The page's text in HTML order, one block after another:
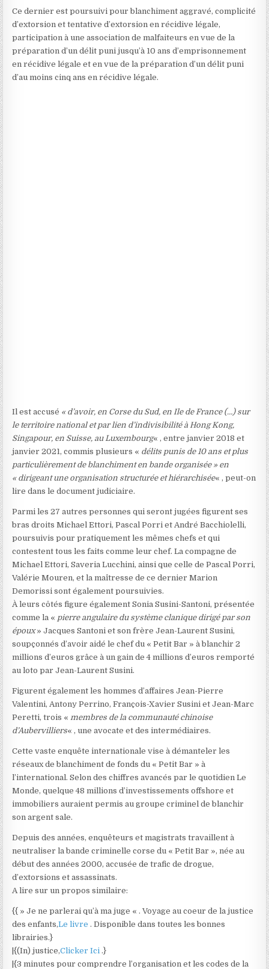
Ce dernier est poursuivi pour blanchiment aggravé, complicité
d’extorsion et tentative d’extorsion en récidive légale,
participation à une association de malfaiteurs en vue de la
préparation d’un délit puni jusqu’à 10 ans d’emprisonnement
en récidive légale et en vue de la préparation d’un délit puni
d’au moins cinq ans en récidive légale.
Il est accusé « d’avoir, en Corse du Sud, en Ile de France (…) sur
le territoire national et par lien d’indivisibilité à Hong Kong,
Singapour, en Suisse, au Luxembourg« , entre janvier 2018 et
janvier 2021, commis plusieurs « délits punis de 10 ans et plus
particulièrement de blanchiment en bande organisée » en
« dirigeant une organisation structurée et hiérarchisée« , peut-on
lire dans le document judiciaire.
Parmi les 27 autres personnes qui seront jugées figurent ses
bras droits Michael Ettori, Pascal Porri et André Bacchiolelli,
poursuivis pour pratiquement les mêmes chefs et qui
contestent tous les faits comme leur chef. La compagne de
Michael Ettori, Saveria Lucchini, ainsi que celle de Pascal Porri,
Valérie Mouren, et la maîtresse de ce dernier Marion
Demorissi sont également poursuivies.
À leurs côtés figure également Sonia Susini-Santoni, présentée
comme la « pierre angulaire du système clanique dirigé par son
époux» Jacques Santoni et son frère Jean-Laurent Susini,
soupçonnés d’avoir aidé le chef du « Petit Bar » à blanchir 2
millions d’euros grâce à un gain de 4 millions d’euros remporté
au loto par Jean-Laurent Susini.
Figurent également les hommes d’affaires Jean-Pierre
Valentini, Antony Perrino, François-Xavier Susini et Jean-Marc
Peretti, trois «membres de la communauté chinoise
d’Aubervilliers« , une avocate et des intermédiaires.
Cette vaste enquête internationale vise à démanteler les
réseaux de blanchiment de fonds du « Petit Bar » à
l’international. Selon des chiffres avancés par le quotidien Le
Monde, quelque 48 millions d’investissements offshore et
immobiliers auraient permis au groupe criminel de blanchir
son argent sale.
Depuis des années, enquêteurs et magistrats travaillent à
neutraliser la bande criminelle corse du « Petit Bar », née au
début des années 2000, accusée de trafic de drogue,
d’extorsions et assassinats.
A lire sur un propos similaire:
{{ » Je ne parlerai qu’à ma juge « . Voyage au coeur de la justice
des enfants,Le livre. Disponible dans toutes les bonnes
librairies.}
|{(In) justice,Clicker Ici.}
|{3 minutes pour comprendre l’organisation et les codes de la